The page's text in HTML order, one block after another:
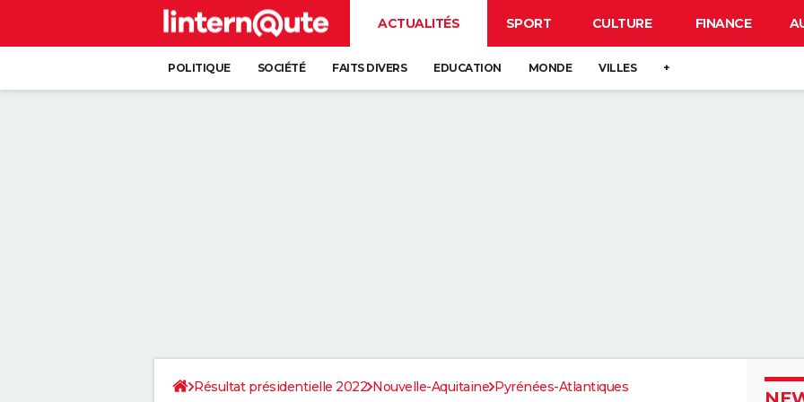
ACTUALITÉS SPORT CULTURE FINANCE
POLITIQUE SOCIÉTÉ FAITS DIVERS EDUCATION MONDE VILLES +
Résultat présidentielle 2022 Nouvelle-Aquitaine Pyrénées-Atlantiques